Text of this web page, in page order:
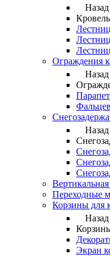
Назад
Ограждения
Назад
Назад
Переходные
Корзины для
Назад
Экран